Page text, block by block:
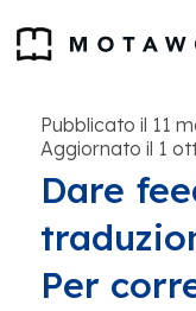
Pubblicato il 11
Aggiornato il 1
Dare
Per